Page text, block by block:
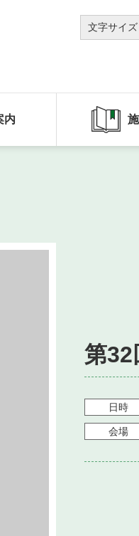
文字サイズ
内
第32
日時
会場